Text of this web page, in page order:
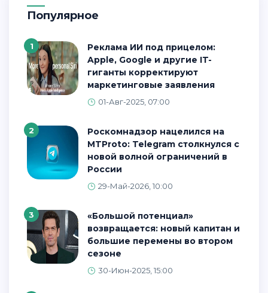
Популярное
1
Реклама ИИ под прицелом:
Apple, Google и другие IT-
гиганты корректируют
маркетинговые заявления
01-Авг-2025, 07:00
2
Роскомнадзор нацелился на
MTProto: Telegram столкнулся с
новой волной ограничений в
России
29-Май-2026, 10:00
3
«Большой потенциал»
возвращается: новый капитан и
большие перемены во втором
сезоне
30-Июн-2025, 15:00